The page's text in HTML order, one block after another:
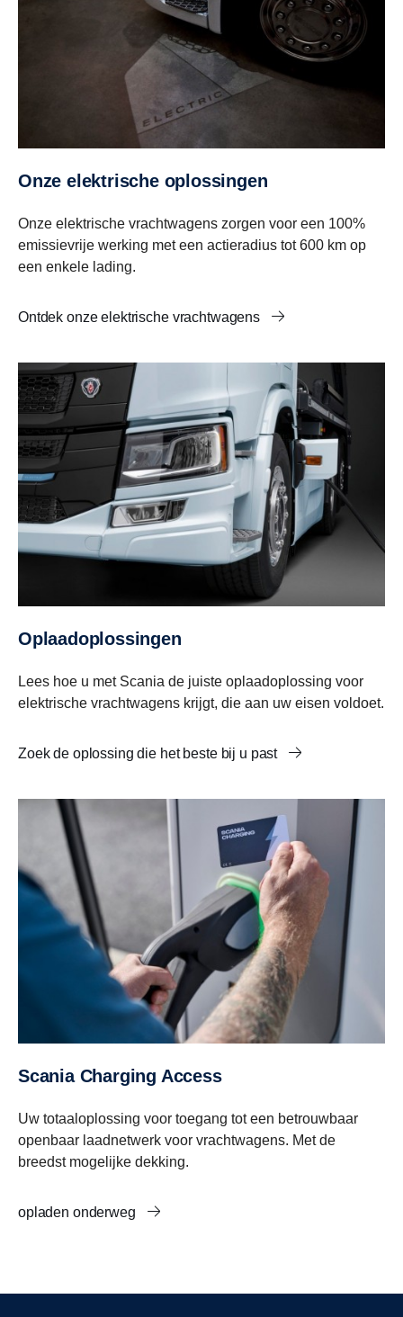
Onze elektrische oplossingen
Onze elektrische vrachtwagens zorgen voor een 100%
emissievrije werking met een actieradius tot 600 km op
een enkele lading.
Ontdek onze elektrische vrachtwagens
Oplaadoplossingen
Lees hoe u met Scania de juiste oplaadoplossing voor
elektrische vrachtwagens krijgt, die aan uw eisen voldoet.
Zoek de oplossing die het beste bij u past
Scania Charging Access
Uw totaaloplossing voor toegang tot een betrouwbaar
openbaar laadnetwerk voor vrachtwagens. Met de
breedst mogelijke dekking.
opladen onderweg